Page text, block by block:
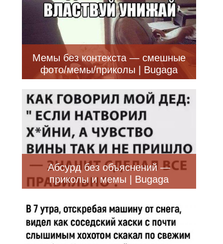
Мемы без контекста — смешные
фото/мемы/приколы | Bugaga
Абсурд без объяснений —
приколы и мемы | Bugaga